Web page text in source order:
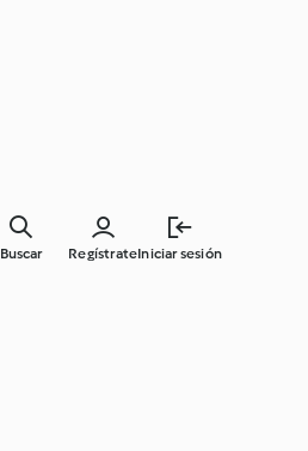
RegístrateIniciar sesión
Buscar